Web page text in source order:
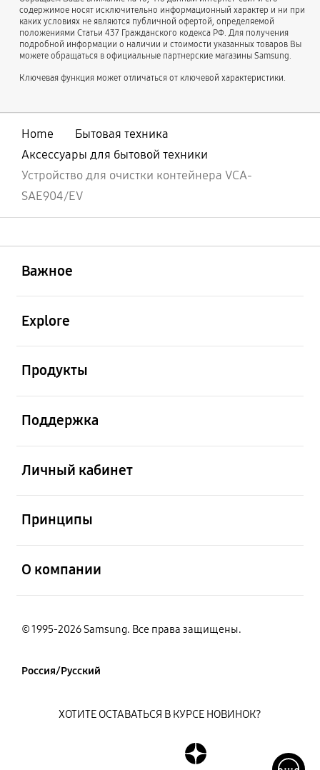
содержимое носят исключительно информационный характер и ни при
каких условиях не являются публичной офертой, определяемой
положениями Статьи 437 Гражданского кодекса РФ. Для получения
подробной информации о наличии и стоимости указанных товаров Вы
можете обращаться в официальные партнерские магазины Samsung.
Ключевая функция может отличаться от ключевой характеристики.
Home
Бытовая техника
Аксессуары для бытовой техники
Устройство для очистки контейнера VCA-
SAE904/EV
Важное
Explore
Продукты
Поддержка
Личный кабинет
Принципы
О компании
© 1995-2026 Samsung. Все права защищены.
Россия/Русский
ХОТИТЕ ОСТАВАТЬСЯ В КУРСЕ НОВИНОК?